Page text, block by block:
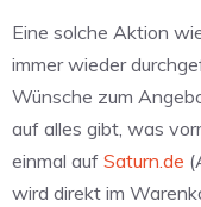
Eine solche Aktion
immer wieder
Wünsche zum
auf alles gibt, was
einmal auf Saturn.de
wird direkt im